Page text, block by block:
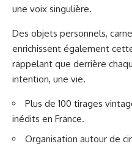
une voix singulière.
Des objets personnels,
enrichissent également
rappelant que derrière
intention, une vie.
Plus de 100 tirages
inédits en France.
Organisation autour de